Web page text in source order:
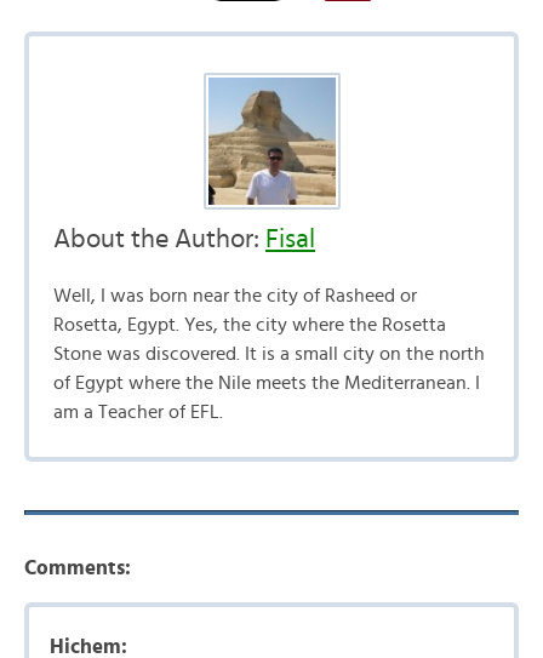
About the Author: Fisal
Well, I was born near the city of Rasheed or
Rosetta, Egypt. Yes, the city where the Rosetta
Stone was discovered. It is a small city on the north
of Egypt where the Nile meets the Mediterranean. I
am a Teacher of EFL.
Comments:
Hichem: